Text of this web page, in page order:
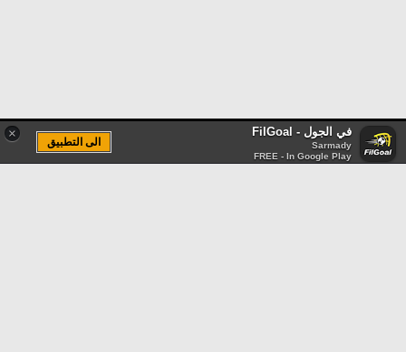
× في الجول - FilGoal
Sarmady
FREE - In Google Play
الى التطبيق